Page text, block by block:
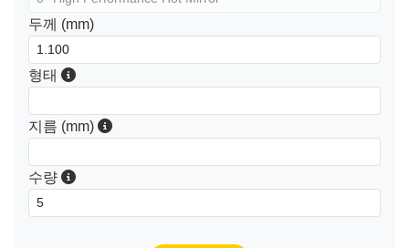
두께 (mm)
형태
지름 (mm)
수량